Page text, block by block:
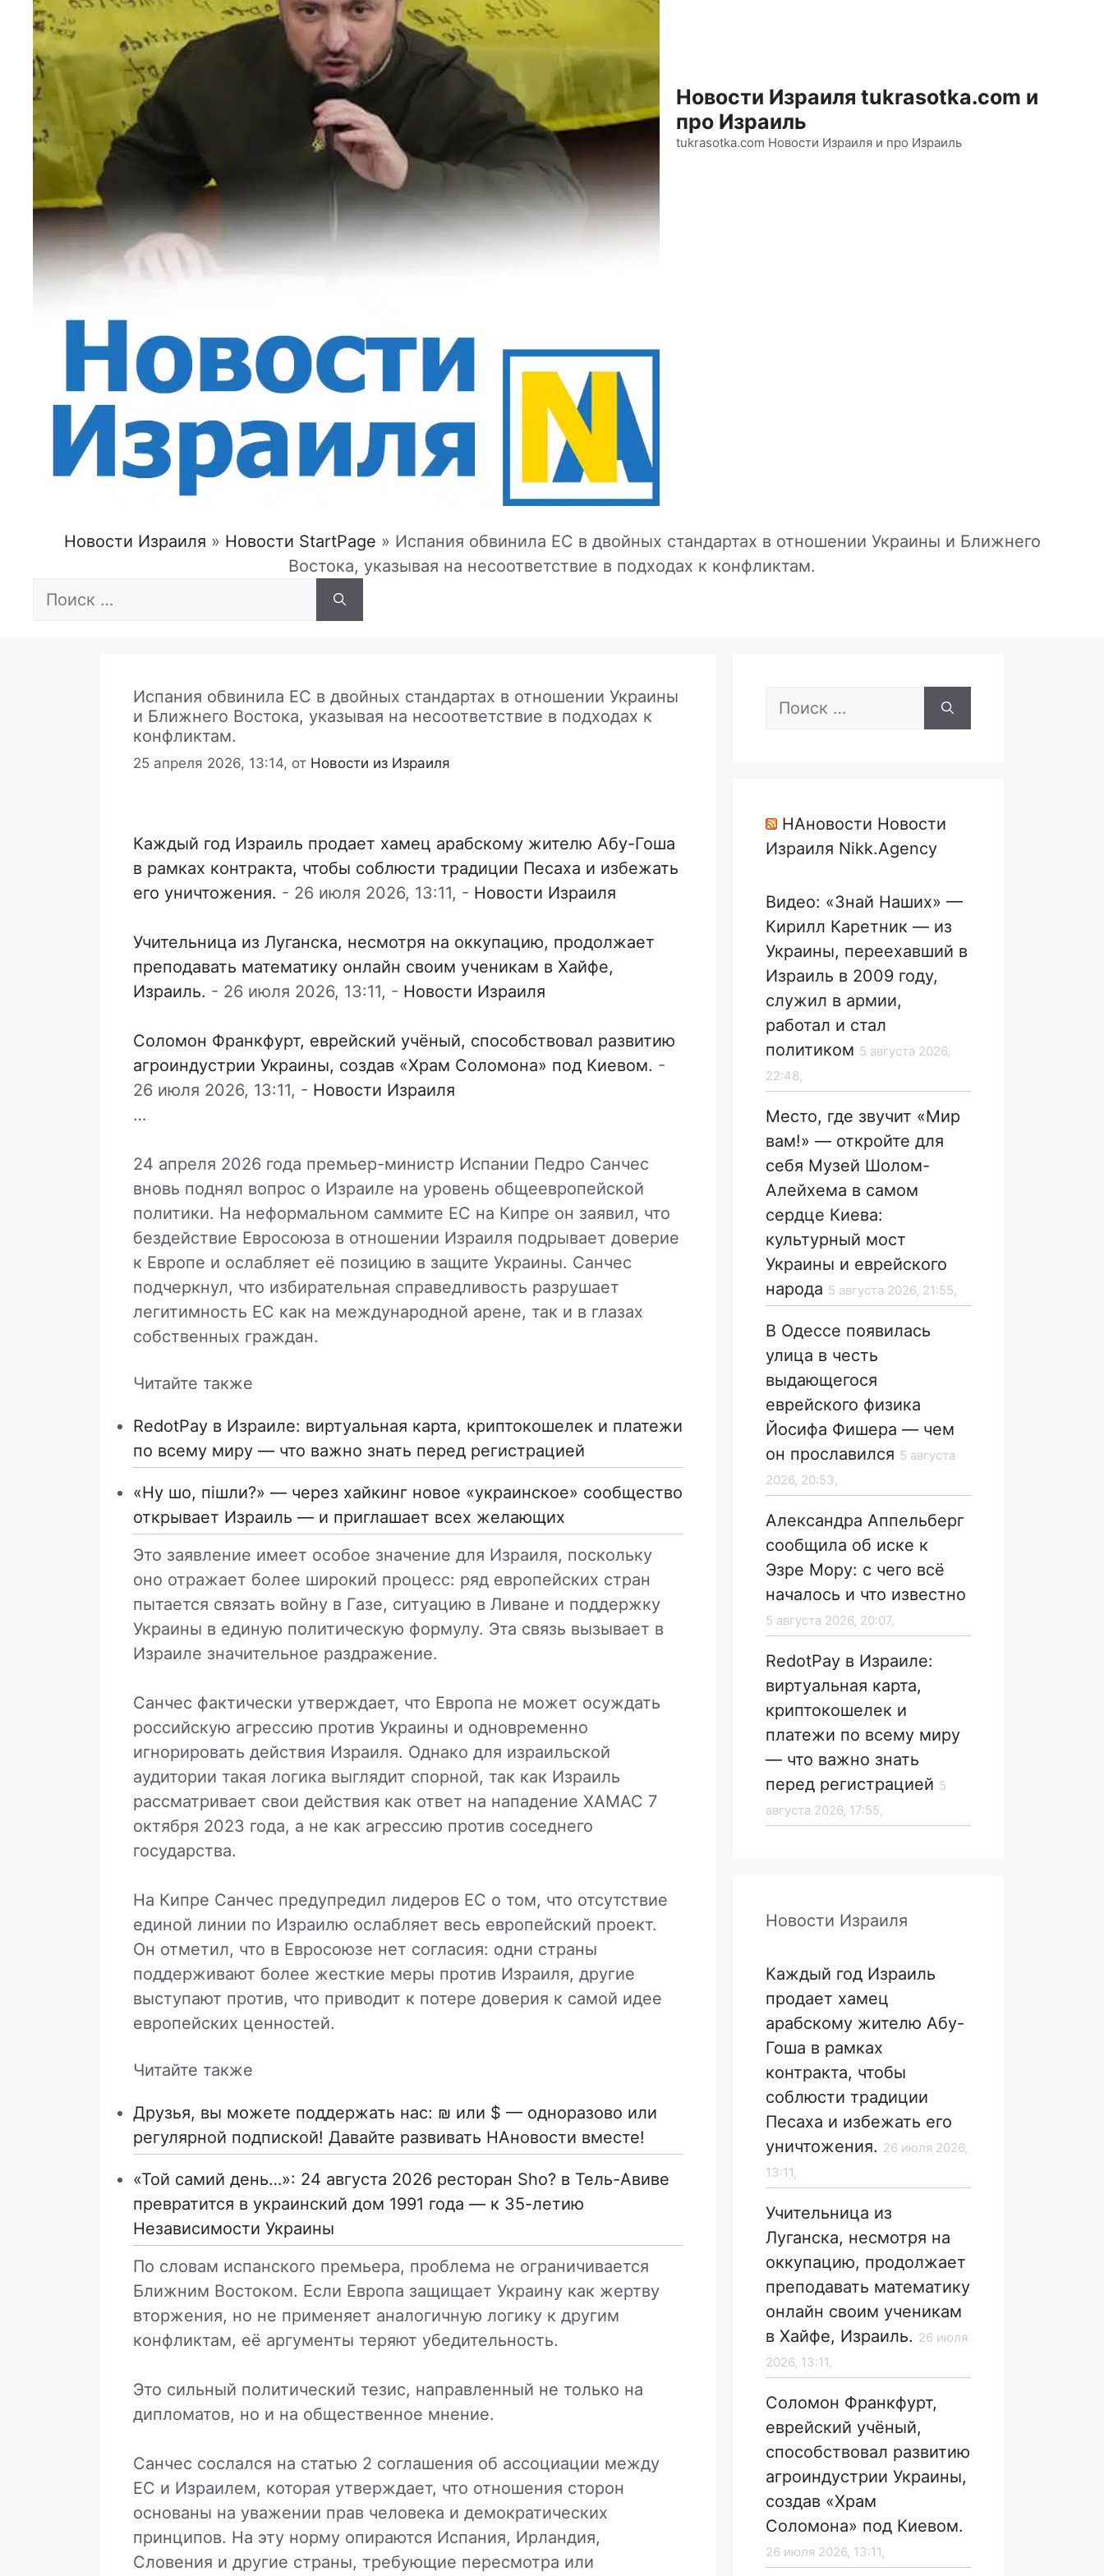
Новости Израиля tukrasotka.com и
про Израиль
tukrasotka.com Новости Израиля и про Израиль
Новости Израиля » Новости StartPage » Испания обвинила ЕС в двойных стандартах в отношении Украины и Ближнего
Востока, указывая на несоответствие в подходах к конфликтам.
Поиск:
Испания обвинила ЕС в двойных стандартах в отношении Украины
и Ближнего Востока, указывая на несоответствие в подходах к
конфликтам.
25 апреля 2026, 13:14, от Новости из Израиля
Каждый год Израиль продает хамец арабскому жителю Абу-Гоша
в рамках контракта, чтобы соблюсти традиции Песаха и избежать
его уничтожения. - 26 июля 2026, 13:11, - Новости Израиля
Учительница из Луганска, несмотря на оккупацию, продолжает
преподавать математику онлайн своим ученикам в Хайфе,
Израиль. - 26 июля 2026, 13:11, - Новости Израиля
Соломон Франкфурт, еврейский учёный, способствовал развитию
агроиндустрии Украины, создав «Храм Соломона» под Киевом. -
26 июля 2026, 13:11, - Новости Израиля
…
24 апреля 2026 года премьер-министр Испании Педро Санчес
вновь поднял вопрос о Израиле на уровень общеевропейской
политики. На неформальном саммите ЕС на Кипре он заявил, что
бездействие Евросоюза в отношении Израиля подрывает доверие
к Европе и ослабляет её позицию в защите Украины. Санчес
подчеркнул, что избирательная справедливость разрушает
легитимность ЕС как на международной арене, так и в глазах
собственных граждан.
Читайте также
RedotPay в Израиле: виртуальная карта, криптокошелек и платежи
по всему миру — что важно знать перед регистрацией
«Ну шо, пішли?» — через хайкинг новое «украинское» сообщество
открывает Израиль — и приглашает всех желающих
Это заявление имеет особое значение для Израиля, поскольку
оно отражает более широкий процесс: ряд европейских стран
пытается связать войну в Газе, ситуацию в Ливане и поддержку
Украины в единую политическую формулу. Эта связь вызывает в
Израиле значительное раздражение.
Санчес фактически утверждает, что Европа не может осуждать
российскую агрессию против Украины и одновременно
игнорировать действия Израиля. Однако для израильской
аудитории такая логика выглядит спорной, так как Израиль
рассматривает свои действия как ответ на нападение ХАМАС 7
октября 2023 года, а не как агрессию против соседнего
государства.
На Кипре Санчес предупредил лидеров ЕС о том, что отсутствие
единой линии по Израилю ослабляет весь европейский проект.
Он отметил, что в Евросоюзе нет согласия: одни страны
поддерживают более жесткие меры против Израиля, другие
выступают против, что приводит к потере доверия к самой идее
европейских ценностей.
Читайте также
Друзья, вы можете поддержать нас: ₪ или $ — одноразово или
регулярной подпиской! Давайте развивать НАновости вместе!
«Той самий день…»: 24 августа 2026 ресторан Sho? в Тель-Авиве
превратится в украинский дом 1991 года — к 35-летию
Независимости Украины
По словам испанского премьера, проблема не ограничивается
Ближним Востоком. Если Европа защищает Украину как жертву
вторжения, но не применяет аналогичную логику к другим
конфликтам, её аргументы теряют убедительность.
Это сильный политический тезис, направленный не только на
дипломатов, но и на общественное мнение.
Санчес сослался на статью 2 соглашения об ассоциации между
ЕС и Израилем, которая утверждает, что отношения сторон
основаны на уважении прав человека и демократических
принципов. На эту норму опираются Испания, Ирландия,
Словения и другие страны, требующие пересмотра или
Поиск:
НАновости Новости
Израиля Nikk.Agency
Видео: «Знай Наших» —
Кирилл Каретник — из
Украины, переехавший в
Израиль в 2009 году,
служил в армии,
работал и стал
политиком 5 августа 2026,
22:48,
Место, где звучит «Мир
вам!» — откройте для
себя Музей Шолом-
Алейхема в самом
сердце Киева:
культурный мост
Украины и еврейского
народа 5 августа 2026, 21:55,
В Одессе появилась
улица в честь
выдающегося
еврейского физика
Йосифа Фишера — чем
он прославился 5 августа
2026, 20:53,
Александра Аппельберг
сообщила об иске к
Эзре Мору: с чего всё
началось и что известно
5 августа 2026, 20:07,
RedotPay в Израиле:
виртуальная карта,
криптокошелек и
платежи по всему миру
— что важно знать
перед регистрацией 5
августа 2026, 17:55,
Новости Израиля
Каждый год Израиль
продает хамец
арабскому жителю Абу-
Гоша в рамках
контракта, чтобы
соблюсти традиции
Песаха и избежать его
уничтожения. 26 июля 2026,
13:11,
Учительница из
Луганска, несмотря на
оккупацию, продолжает
преподавать математику
онлайн своим ученикам
в Хайфе, Израиль. 26 июля
2026, 13:11,
Соломон Франкфурт,
еврейский учёный,
способствовал развитию
агроиндустрии Украины,
создав «Храм
Соломона» под Киевом.
26 июля 2026, 13:11,